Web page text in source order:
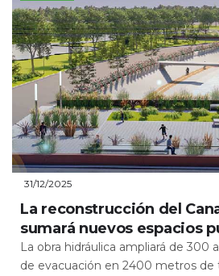
31/12/2025
La reconstrucción del
sumará nuevos espacios
La obra hidráulica ampliará de 300
de evacuación en 2400 metros de